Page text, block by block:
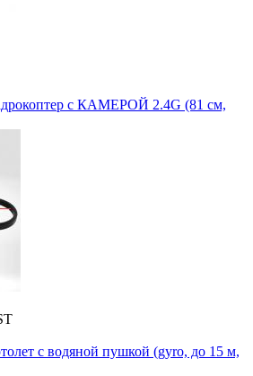
с КАМЕРОЙ 2.4G (81 см,
с водяной пушкой (gyro, до 15 м,